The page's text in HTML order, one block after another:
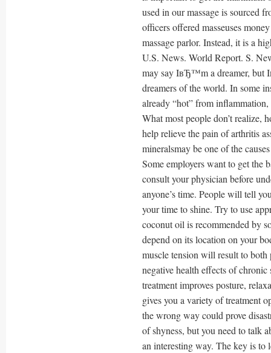
used in our massage is sourced
officers offered masseuses
massage parlor. Instead, it is a
U.S. News. World Report. S.
may say IвЂ™m a dreamer, but
dreamers of the world. In some
already “hot” from
What most people don’t realize,
help relieve the pain of arthritis
mineralsmay be one of the
Some employers want to get the
consult your physician before
anyone’s time. People will tell
your time to shine. Try to use
coconut oil is recommended by
depend on its location on your
muscle tension will result to both
negative health effects of
treatment improves posture,
gives you a variety of treatment
the wrong way could prove
of shyness, but you need to talk
an interesting way. The key is to